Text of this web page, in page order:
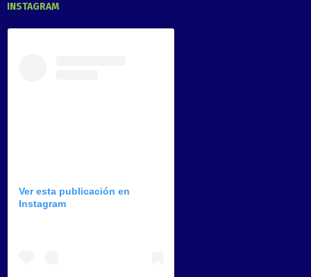
INSTAGRAM
Ver esta publicación en
Instagram